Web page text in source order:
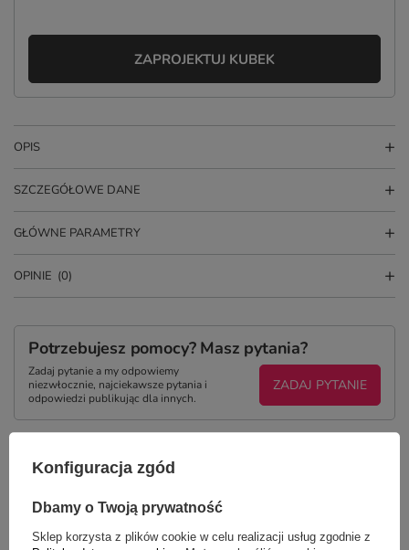
ZAPROJEKTUJ KUBEK
OPIS
SZCZEGÓŁOWE DANE
GŁÓWNE PARAMETRY
OPINIE (0)
Potrzebujesz pomocy? Masz pytania?
Zadaj pytanie a my odpowiemy
niezwłocznie, najciekawsze pytania i
odpowiedzi publikując dla innych.
ZADAJ PYTANIE
NAJCZĘŚCIEJ KUPOWANE Z
TYM TOWAREM
Konfiguracja zgód
Dbamy o Twoją prywatność
Sklep korzysta z plików cookie w celu realizacji usług zgodnie z